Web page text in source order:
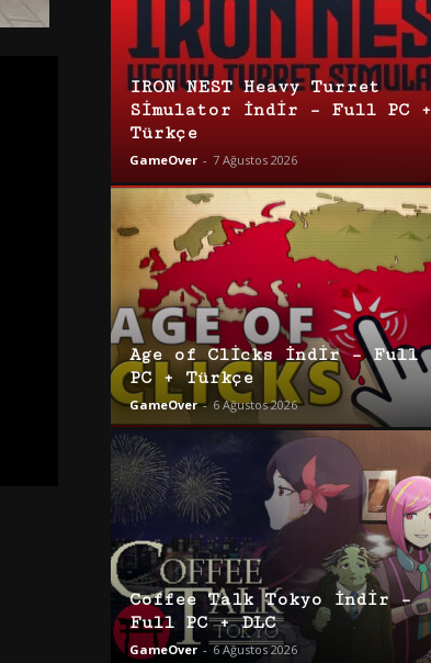
IRON NEST Heavy Turret
Simulator İndir – Full PC +
Türkçe
GameOver - 7 Ağustos 2026
Age of Clicks İndir – Full
PC + Türkçe
GameOver - 6 Ağustos 2026
Coffee Talk Tokyo İndir –
Full PC + DLC
GameOver - 6 Ağustos 2026